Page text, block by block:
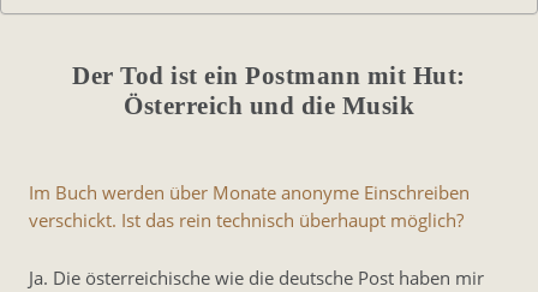
Der Tod ist ein Postmann mit Hut:
Österreich und die Musik
Im Buch werden über Monate anonyme Einschreiben
verschickt. Ist das rein technisch überhaupt möglich?
Ja. Die österreichische wie die deutsche Post haben mir